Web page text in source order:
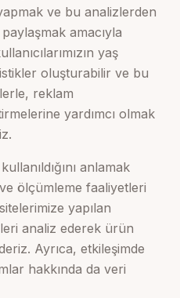
ve bu analizlerden
amacıyla
yaş
oluşturabilir ve bu
reklam
yardımcı olmak
anlamak
ölçümleme faaliyetleri
yapılan
analiz ederek ürün
Ayrıca, etkileşimde
hakkında da veri